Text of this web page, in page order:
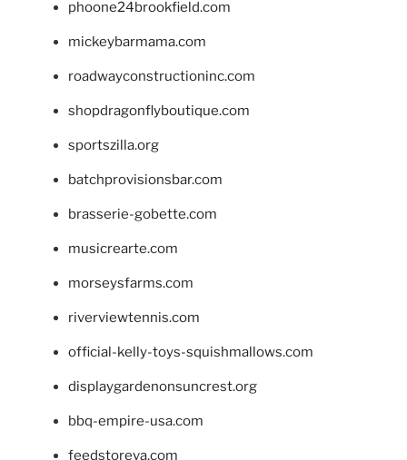
phoone24brookfield.com
mickeybarmama.com
roadwayconstructioninc.com
shopdragonflyboutique.com
sportszilla.org
batchprovisionsbar.com
brasserie-gobette.com
musicrearte.com
morseysfarms.com
riverviewtennis.com
official-kelly-toys-squishmallows.com
displaygardenonsuncrest.org
bbq-empire-usa.com
feedstoreva.com